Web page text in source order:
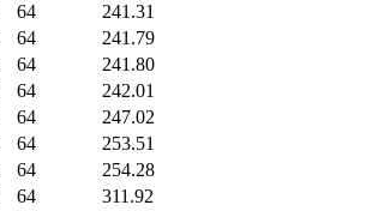
64
241.31
64
241.79
64
241.80
64
242.01
64
247.02
64
253.51
64
254.28
64
311.92